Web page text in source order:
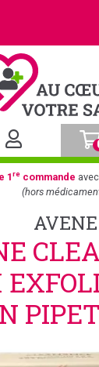
1recommande
(hors
AVENE